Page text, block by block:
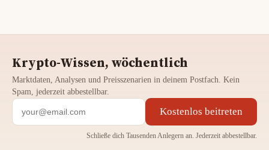
Krypto-Wissen, wöchentlich
Marktdaten, Analysen und Preisszenarien in deinem Postfach. Kein
Spam, jederzeit abbestellbar.
Kostenlos beitreten
Schließe dich Tausenden Anlegern an. Jederzeit abbestellbar.